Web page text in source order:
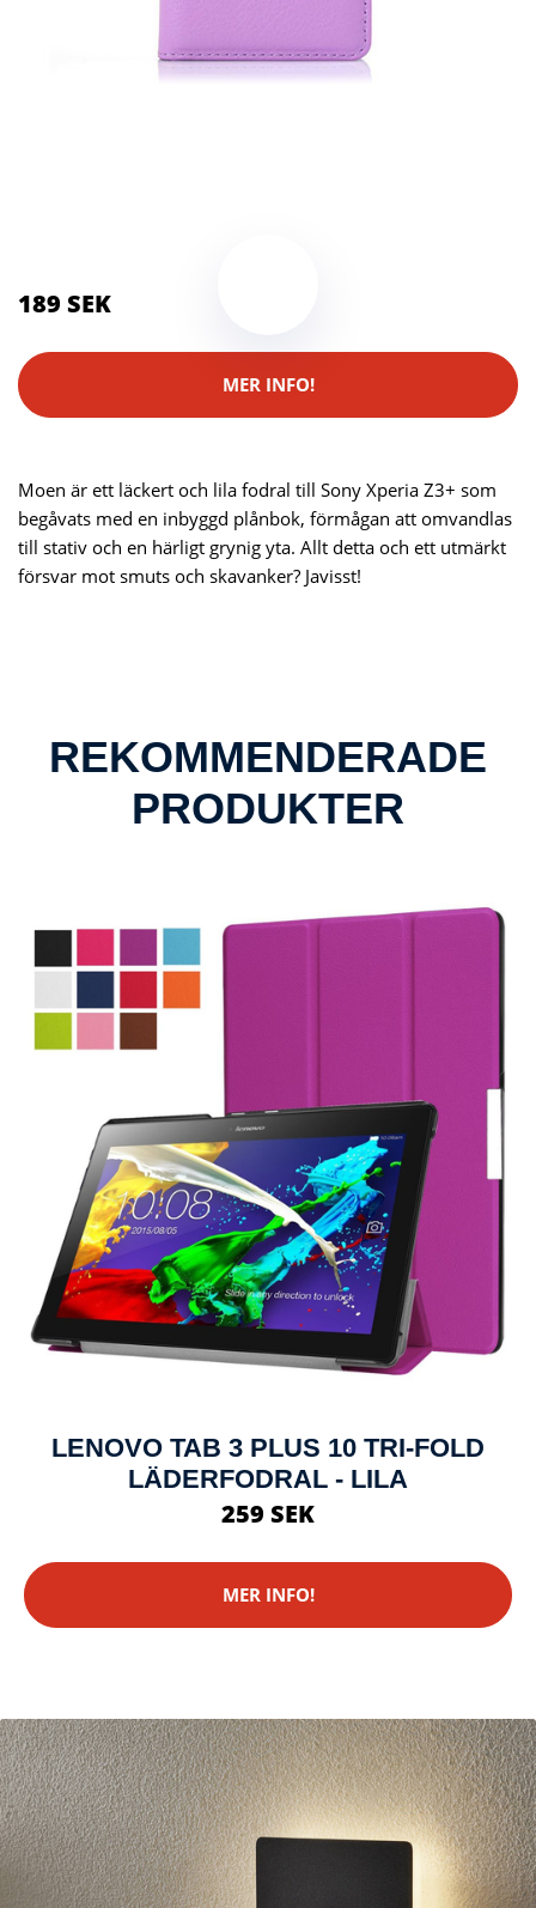
189 SEK
MER INFO!
Moen är ett läckert och lila fodral till Sony Xperia Z3+ som
begåvats med en inbyggd plånbok, förmågan att omvandlas
till stativ och en härligt grynig yta. Allt detta och ett utmärkt
försvar mot smuts och skavanker? Javisst!
REKOMMENDERADE
PRODUKTER
LENOVO TAB 3 PLUS 10 TRI-FOLD
LÄDERFODRAL - LILA
259 SEK
MER INFO!